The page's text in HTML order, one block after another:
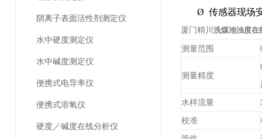
阴离子表面活性剂测定仪
水中硬度测定仪
水中碱度测定仪
便携式电导率仪
便携式溶氧仪
硬度／碱度在线分析仪
Ø 传感器现场
厦门精川 洗煤池浊度在
测量范围
测量精度
水样流量
校准